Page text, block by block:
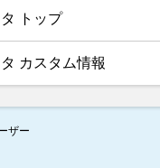
トップ
カスタム情報
ザー